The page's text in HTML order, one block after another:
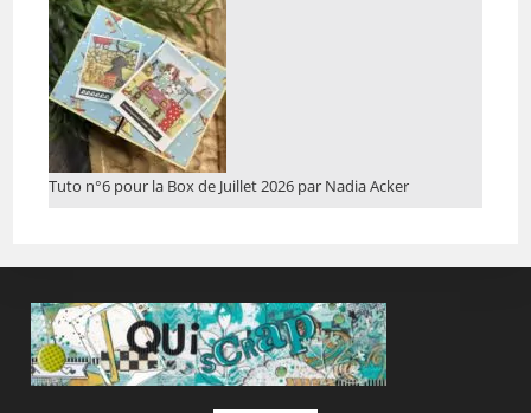
Tuto n°6 pour la Box de Juillet 2026 par Nadia Acker